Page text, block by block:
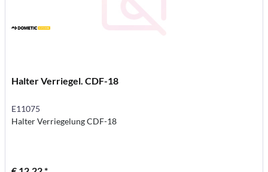
Halter Verriegel. CDF-18
E11075
Halter Verriegelung CDF-18